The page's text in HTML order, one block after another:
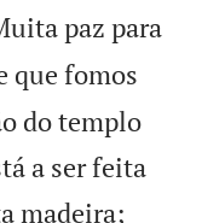
paz para
que fomos
do templo
a ser feita
madeira;